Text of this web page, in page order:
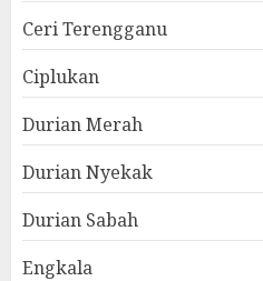
Ceri Terengganu
Ciplukan
Durian Merah
Durian Nyekak
Durian Sabah
Engkala